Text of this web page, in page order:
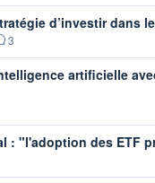
d’investir dans
3
artificielle
: "l'adoption des ETF